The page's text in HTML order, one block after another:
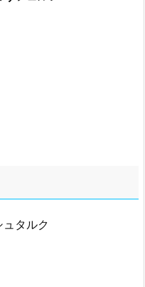
ュタルク